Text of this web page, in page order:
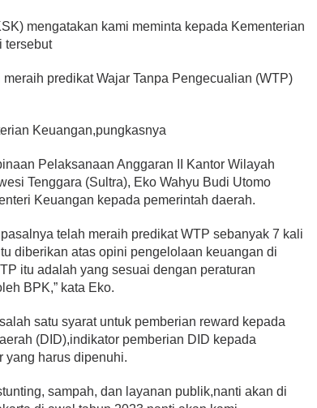
mengatakan kami meminta kepada Kementerian
tersebut
predikat Wajar Tanpa Pengecualian (WTP)
Keuangan,pungkasnya
Pelaksanaan Anggaran II Kantor Wilayah
Tenggara (Sultra), Eko Wahyu Budi Utomo
Keuangan kepada pemerintah daerah.
telah meraih predikat WTP sebanyak 7 kali
diberikan atas opini pengelolaan keuangan di
itu adalah yang sesuai dengan peraturan
BPK,” kata Eko.
satu syarat untuk pemberian reward kepada
(DID),indikator pemberian DID kepada
yang harus dipenuhi.
sampah, dan layanan publik,nanti akan di